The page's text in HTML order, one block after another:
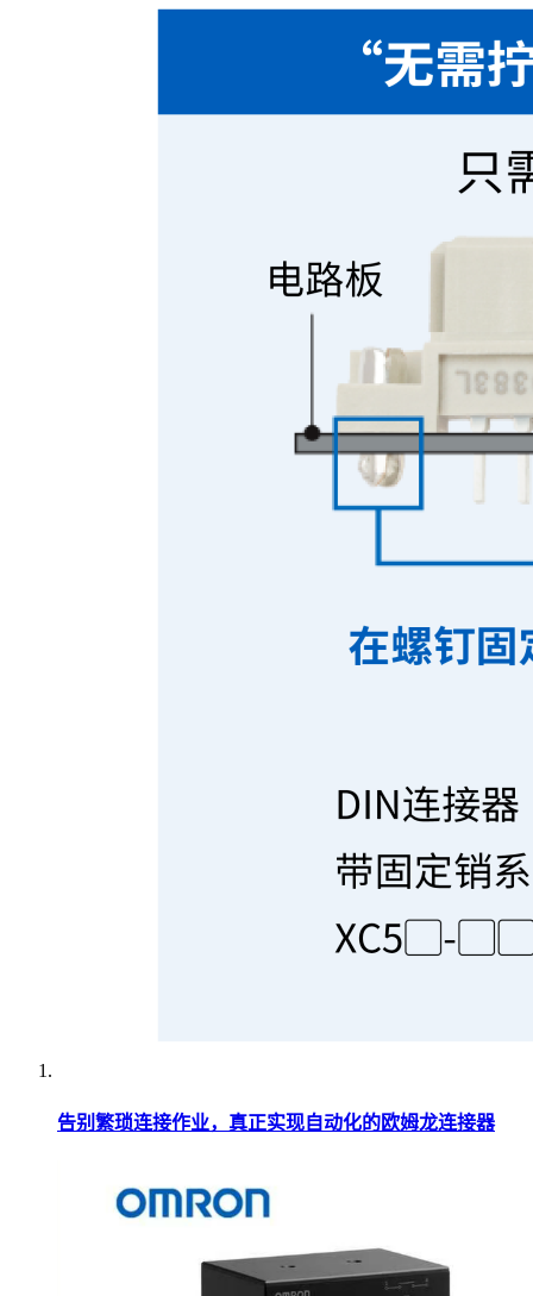
告别繁琐连接作业，真正实现自动化的欧姆龙连接器